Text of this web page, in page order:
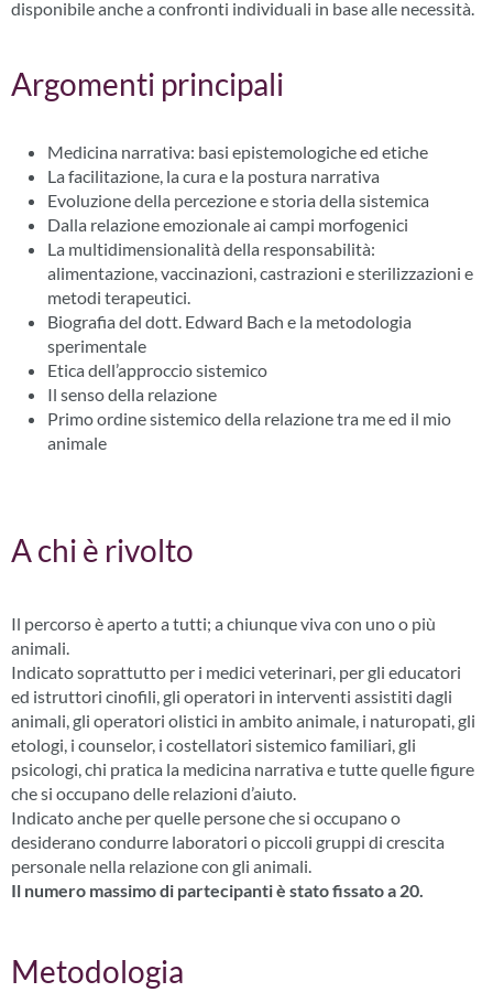
disponibile anche a confronti individuali in base alle necessità.
Argomenti principali
Medicina narrativa: basi epistemologiche ed etiche
La facilitazione, la cura e la postura narrativa
Evoluzione della percezione e storia della sistemica
Dalla relazione emozionale ai campi morfogenici
La multidimensionalità della responsabilità:
alimentazione, vaccinazioni, castrazioni e sterilizzazioni e
metodi terapeutici.
Biografia del dott. Edward Bach e la metodologia
sperimentale
Etica dell’approccio sistemico
Il senso della relazione
Primo ordine sistemico della relazione tra me ed il mio
animale
A chi è rivolto
Il percorso è aperto a tutti; a chiunque viva con uno o più
animali.
Indicato soprattutto per i medici veterinari, per gli educatori
ed istruttori cinofili, gli operatori in interventi assistiti dagli
animali, gli operatori olistici in ambito animale, i naturopati, gli
etologi, i counselor, i costellatori sistemico familiari, gli
psicologi, chi pratica la medicina narrativa e tutte quelle figure
che si occupano delle relazioni d’aiuto.
Indicato anche per quelle persone che si occupano o
desiderano condurre laboratori o piccoli gruppi di crescita
personale nella relazione con gli animali.
Il numero massimo di partecipanti è stato fissato a 20.
Metodologia